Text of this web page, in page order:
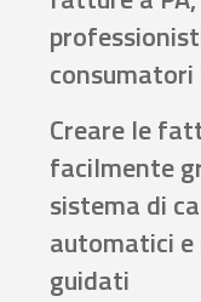
Creare le
facilmente
sistema di
automatici
guidati